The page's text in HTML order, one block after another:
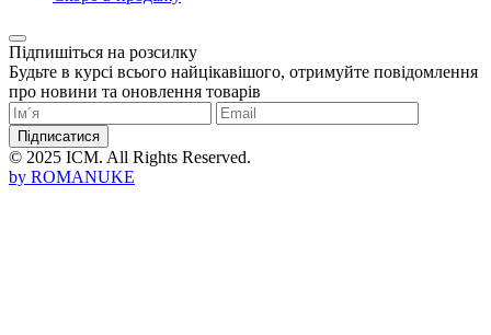
Підпишіться на розсилку
Будьте в курсі всього найцікавішого, отримуйте повідомлення
про новини та оновлення товарів
Підписатися
© 2025 ICM. All Rights Reserved.
by ROMANUKE